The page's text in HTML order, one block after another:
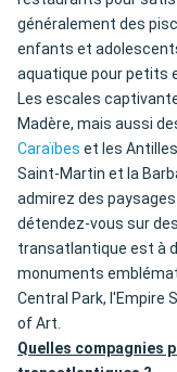
généralement des
enfants et
aquatique pour petits
Les escales
Madère, mais aussi
Caraïbes et les
Saint-Martin et la
admirez des
détendez-vous sur
transatlantique est à
monuments
Central Park, l'Empire
of Art.
Quelles compagnies